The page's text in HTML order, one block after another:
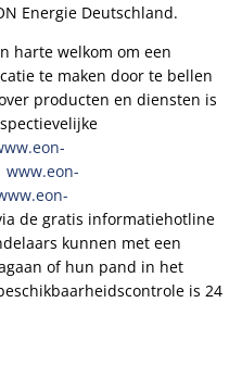
Energie Deutschland.
harte welkom om een
te maken door te bellen
producten en diensten is
www.eon-
de gratis informatiehotline
kunnen met een
of hun pand in het
is 24